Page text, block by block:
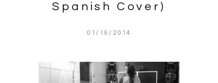
Spanish Cover)
01/19/2014